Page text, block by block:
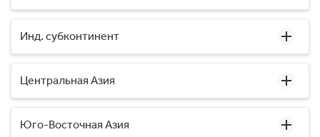
Инд. субконтинент
Центральная Азия
Юго-Восточная Азия